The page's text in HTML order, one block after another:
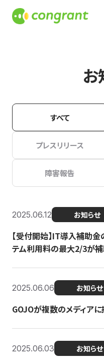
お
すべて
プレスリリース
障害報告
2025.06.12 お知らせ
【受付開始】IT導入補助
テム利用料の最大2/3が
2025.06.06 お知らせ
GOJOが複数のメディア
2025.06.03 お知らせ